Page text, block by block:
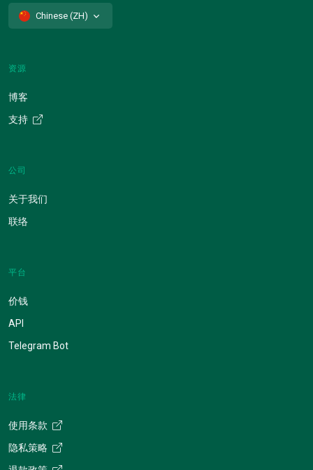
Chinese (ZH)
资源
博客
支持
公司
关于我们
联络
平台
价钱
API
Telegram Bot
法律
使用条款
隐私策略